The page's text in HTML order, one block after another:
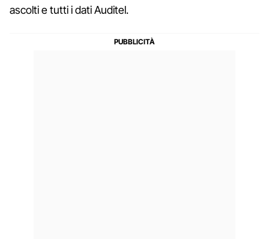
ascolti e tutti i dati Auditel.